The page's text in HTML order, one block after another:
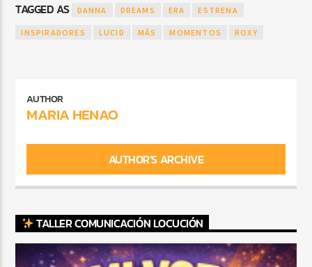
TAGGED AS DANNA DREAMS ERA ESTRENA
INSPIRADORES LUCID MÁS MOMENTOS ROXY
AUTHOR
MARIA HENAO
AUTHOR'S ARCHIVE
TALLER COMUNICACIÓN LOCUCIÓN